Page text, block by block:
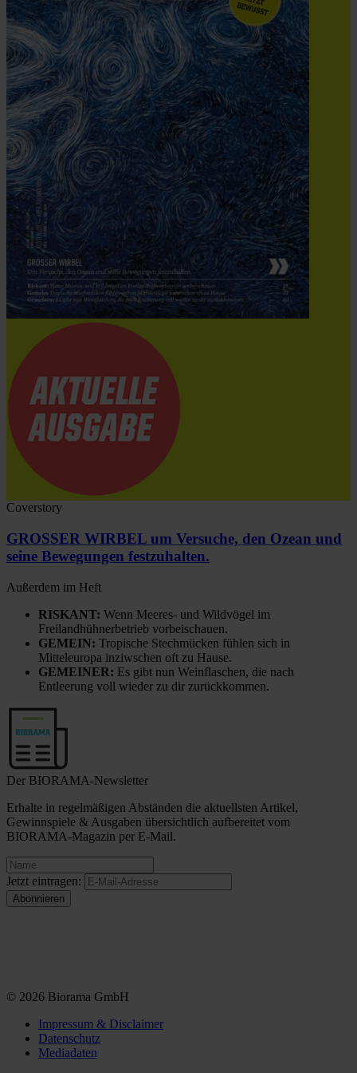
Coverstory
GROSSER WIRBEL um Versuche, den Ozean und
seine Bewegungen festzuhalten.
Außerdem im Heft
RISKANT: Wenn Meeres- und Wildvögel im
Freilandhühnerbetrieb vorbeischauen.
GEMEIN: Tropische Stechmücken fühlen sich in
Mitteleuropa inziwschen oft zu Hause.
GEMEINER: Es gibt nun Weinflaschen, die nach
Entleerung voll wieder zu dir zurückkommen.
Der BIORAMA-Newsletter
Erhalte in regelmäßigen Abständen die aktuellsten Artikel,
Gewinnspiele & Ausgaben übersichtlich aufbereitet vom
BIORAMA-Magazin per E-Mail.
Jetzt eintragen:
© 2026 Biorama GmbH
Impressum & Disclaimer
Datenschutz
Mediadaten